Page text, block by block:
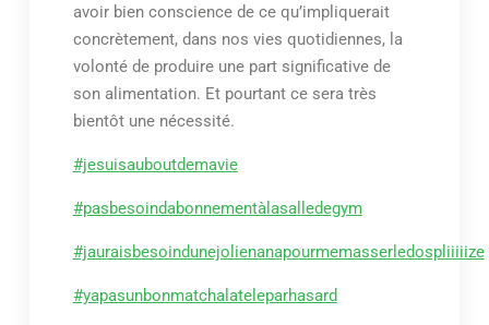
avoir bien conscience de ce qu’impliquerait
concrètement, dans nos vies quotidiennes, la
volonté de produire une part significative de
son alimentation. Et pourtant ce sera très
bientôt une nécessité.
#jesuisauboutdemavie
#pasbesoindabonnementàlasalledegym
#jauraisbesoindunejolienanapourmemasserledospliiiiize
#yapasunbonmatchalateleparhasard